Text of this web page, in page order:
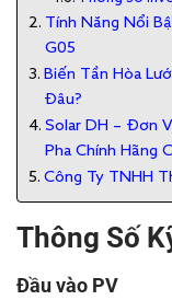
Tính Năng Nổi
G05
Biến Tần Hòa
Đâu?
Solar DH – Đơn
Pha Chính Hãng
Công Ty TNHH
Thông Số
​Đầu vào PV